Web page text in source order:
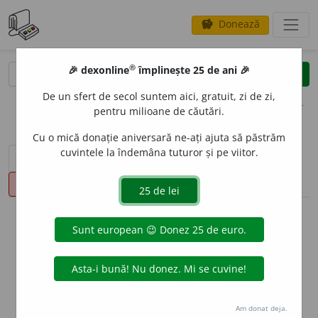
savings Donează
clear
opțiuni
sinteza definițiilor (1) definiții (17)
declinări
info
Aceste definiții sunt compilate de
echipa dexonline. Definițiile
originale se află pe filadefiniții.
Puteți reordona filele pe pagina de
🎉 dexonline® împlinește 25 de ani 🎉
De un sfert de secol suntem aici, gratuit, zi de zi,
pentru milioane de căutări.
Cu o mică donație aniversară ne-ați ajuta să păstrăm
cuvintele la îndemâna tuturor și pe viitor.
Am donat deja.